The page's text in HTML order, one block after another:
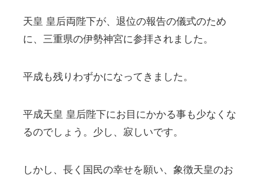
天皇 皇后両陛下が、退位の報告の儀式のため
に、三重県の伊勢神宮に参拝されました。
平成も残りわずかになってきました。
平成天皇 皇后陛下にお目にかかる事も少なくな
るのでしょう。少し、寂しいです。
しかし、長く国民の幸せを願い、象徴天皇のお